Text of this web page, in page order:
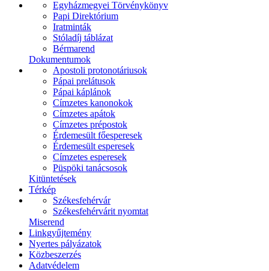
Egyházmegyei Törvénykönyv
Papi Direktórium
Iratminták
Stóladíj táblázat
Bérmarend
Dokumentumok
Apostoli protonotáriusok
Pápai prelátusok
Pápai káplánok
Címzetes kanonokok
Címzetes apátok
Címzetes prépostok
Érdemesült főesperesek
Érdemesült esperesek
Címzetes esperesek
Püspöki tanácsosok
Kitüntetések
Térkép
Székesfehérvár
Székesfehérvárit nyomtat
Miserend
Linkgyűjtemény
Nyertes pályázatok
Közbeszerzés
Adatvédelem